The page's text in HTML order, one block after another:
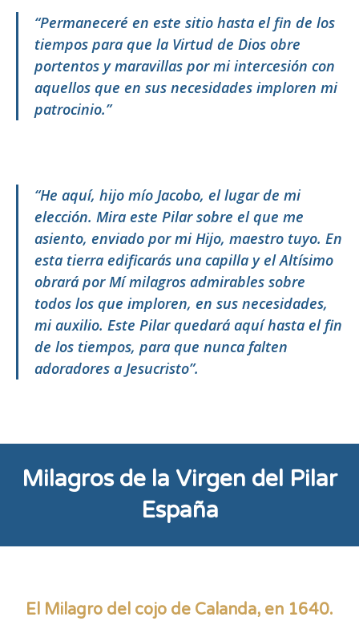
“Permaneceré en este sitio hasta el fin de los
tiempos para que la Virtud de Dios obre
portentos y maravillas por mi intercesión con
aquellos que en sus necesidades imploren mi
patrocinio.”
“He aquí, hijo mío Jacobo, el lugar de mi
elección. Mira este Pilar sobre el que me
asiento, enviado por mi Hijo, maestro tuyo. En
esta tierra edificarás una capilla y el Altísimo
obrará por Mí milagros admirables sobre
todos los que imploren, en sus necesidades,
mi auxilio. Este Pilar quedará aquí hasta el fin
de los tiempos, para que nunca falten
adoradores a Jesucristo”.
Milagros de la Virgen del Pilar
España
El Milagro del cojo de Calanda, en 1640.